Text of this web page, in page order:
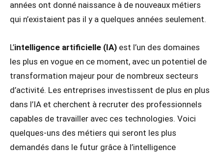
années ont donné naissance à de nouveaux métiers
qui n’existaient pas il y a quelques années seulement.
L’intelligence artificielle (IA) est l’un des domaines
les plus en vogue en ce moment, avec un potentiel de
transformation majeur pour de nombreux secteurs
d’activité. Les entreprises investissent de plus en plus
dans l’IA et cherchent à recruter des professionnels
capables de travailler avec ces technologies. Voici
quelques-uns des métiers qui seront les plus
demandés dans le futur grâce à l’intelligence